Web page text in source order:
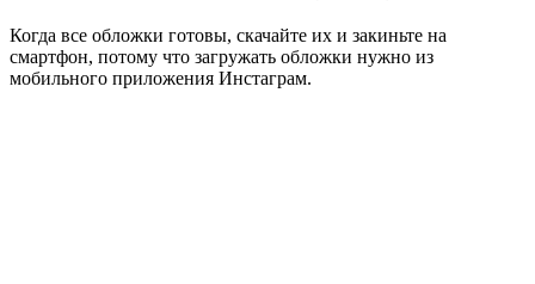
Когда все обложки готовы, скачайте их и закиньте на
смартфон, потому что загружать обложки нужно из
мобильного приложения Инстаграм.